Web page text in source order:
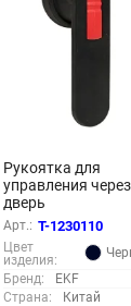
Рукоятка для
управления через
дверь
рубильниками
реверсивными (I-0-
II) TwinBlock 630-
800А PROxima EKF
tb-630-800-dh-rev
Арт.: T-1230110
Цвет
изделия:
Бренд:
EKF
Страна:
Китай